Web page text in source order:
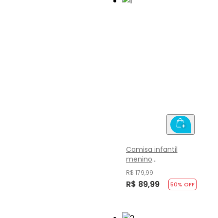
Camisa infantil
menino
quadriculada Mundi
R$ 179,99
R$ 89,99 50% OFF